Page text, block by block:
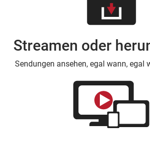
Streamen oder
Sendungen ansehen, egal wann, egal